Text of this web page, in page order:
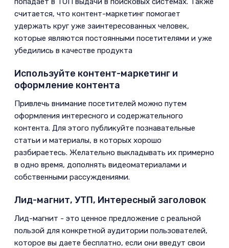
считается, что контент-маркетинг помогает
удержать круг уже заинтересованных человек,
которые являются постоянными посетителями и уже
убедились в качестве продукта
Используйте контент-маркетинг и
оформление контента
­Привлечь внимание посетителей можно путем
оформления интересного и содержательного
контента. Для этого публикуйте познавательные
статьи и материалы, в которых хорошо
разбираетесь. Желательно выкладывать их примерно
в одно время, дополнять видеоматериалами и
собственными рассуждениями.
Лид-магнит, УТП, Интересный заголовок
­Лид-магнит - это ценное предложение с реальной
пользой для конкретной аудитории пользователей,
которое вы даете бесплатно, если они введут свои